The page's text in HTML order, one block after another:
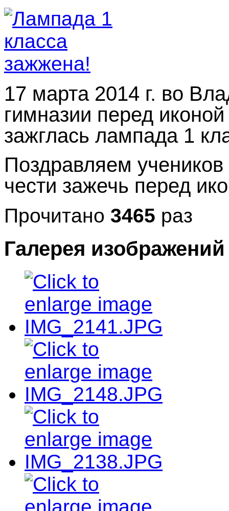
17 марта 2014 г. во
гимназии перед
зажглась лампада 1
Поздравляем
чести зажечь перед
Прочитано 3465 раз
Галерея изображений